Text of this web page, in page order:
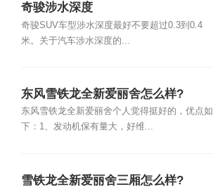
奇骏涉水深度
奇骏SUV车型涉水深度最好不要超过0.3到0.4
米。关于汽车涉水深度的...
东风雪铁龙全新爱丽舍怎么样?
东风雪铁龙全新爱丽舍个人觉得挺好的，优点如
下：1、发动机保有量大，好维...
雪铁龙全新爱丽舍三厢怎么样?